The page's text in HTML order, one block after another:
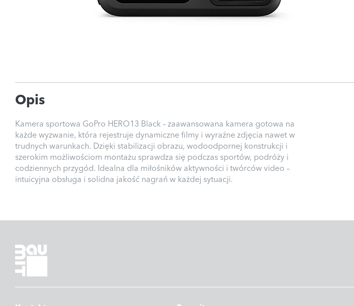
Opis
Kamera sportowa GoPro HERO13 Black – zaawansowana kamera gotowa na
każde wyzwanie, która rejestruje dynamiczne filmy i wyraźne zdjęcia nawet w
trudnych warunkach. Dzięki stabilizacji obrazu, wodoodpornej konstrukcji i
szerokim możliwościom montażu sprawdza się podczas sportów, podróży i
codziennych przygód. Idealna dla miłośników aktywności i twórców video –
intuicyjna obsługa i solidna jakość nagrań w każdej sytuacji.